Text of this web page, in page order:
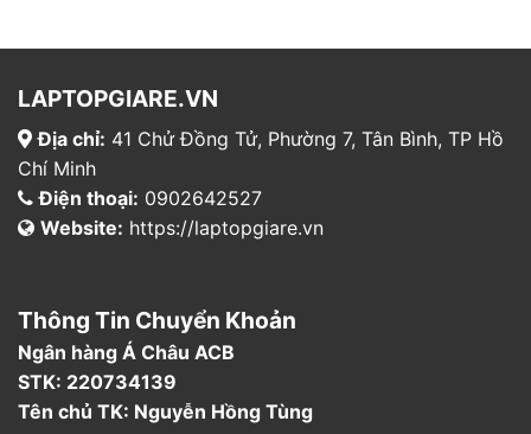
LAPTOPGIARE.VN
Địa chỉ: 41 Chử Đồng Tử, Phường 7, Tân Bình, TP Hồ
Chí Minh
Điện thoại: 0902642527
Website: https://laptopgiare.vn
Thông Tin Chuyển Khoản
Ngân hàng Á Châu ACB
STK: 220734139
Tên chủ TK: Nguyễn Hồng Tùng